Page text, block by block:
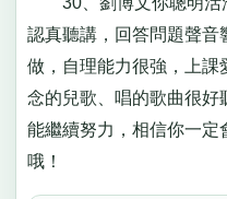
認真聽講，回答問題聲音
做，自理能力很強，上課
念的兒歌、唱的歌曲很好
能繼續努力，相信你一定
哦！